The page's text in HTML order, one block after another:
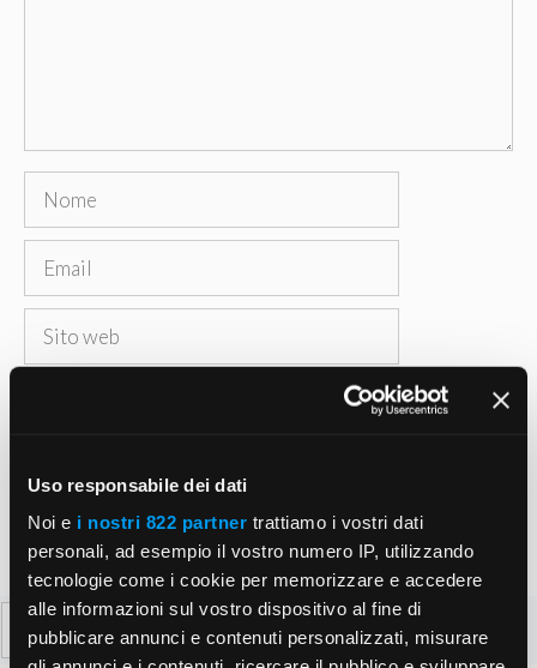
Uso responsabile dei dati
Noi e i nostri 822 partner trattiamo i vostri dati
personali, ad esempio il vostro numero IP, utilizzando
tecnologie come i cookie per memorizzare e accedere
alle informazioni sul vostro dispositivo al fine di
pubblicare annunci e contenuti personalizzati, misurare
Nome
Email
Sito
Salva il mio nome, email e sito web in questo
Ricerca
per: